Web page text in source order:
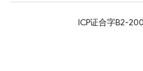
ICP证合字B2-